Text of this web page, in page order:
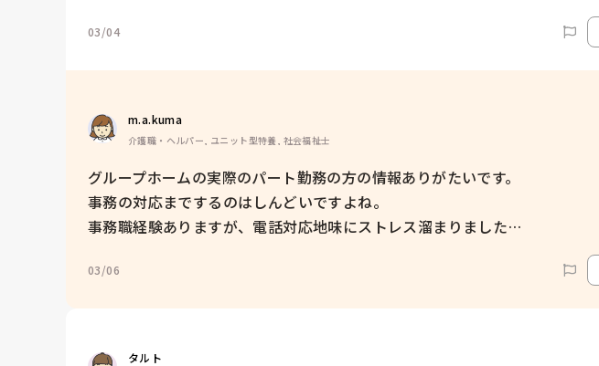
03/04
m.a.kuma
介護職・ヘルパー, ユニット型特養, 社会福祉士
グループホームの実際のパート勤務の方の情報ありがたいです。
事務の対応までするのはしんどいですよね。
事務職経験ありますが、電話対応地味にストレス溜まりました…
03/06
タルト